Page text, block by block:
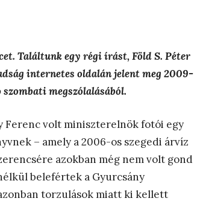
Találtunk egy régi írást, Föld S. Péter
internetes oldalán jelent meg 2009-
megszólalásából.
Ferenc volt miniszterelnök fotói egy
– amely a 2006-os szegedi árvíz
azokban még nem volt gond
belefértek a Gyurcsány
torzulások miatt ki kellett